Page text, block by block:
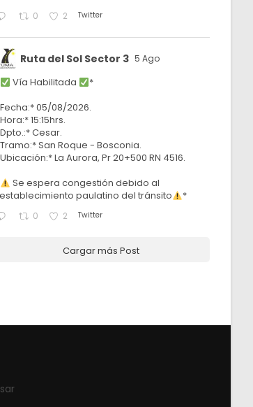
0 2 Twitter
Ruta del Sol Sector 3 5 Ago
Vía Habilitada
*
05/08/2026.
15:15hrs.
Cesar.
San Roque - Bosconia.
La Aurora, Pr 20+500 RN 4516.
Se espera congestión debido al
paulatino del tránsito
*
0 2 Twitter
Cargar más Post